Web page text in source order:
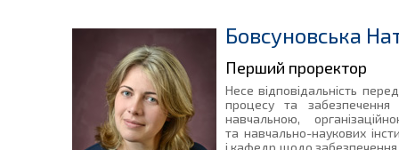
Бовсуновська
Перший проректор
Несе відповідальність
процесу та забезпечення
навчальною,
та навчально-наукових